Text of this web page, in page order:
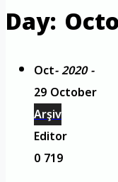
Day:
Oct- 2020 -
29 October
Arşiv
Editor
0719